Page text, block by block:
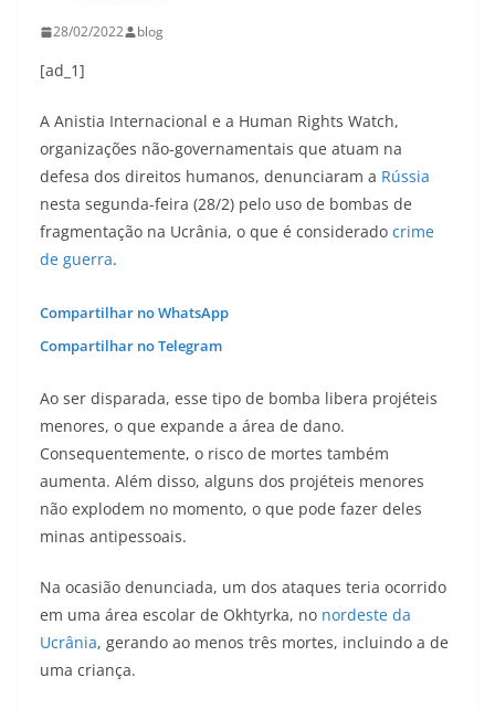
28/02/2022 blog
[ad_1]
A Anistia Internacional e a Human Rights Watch,
organizações não-governamentais que atuam na
defesa dos direitos humanos, denunciaram a Rússia
nesta segunda-feira (28/2) pelo uso de bombas de
fragmentação na Ucrânia, o que é considerado crime
de guerra.
Compartilhar no WhatsApp
Compartilhar no Telegram
Ao ser disparada, esse tipo de bomba libera projéteis
menores, o que expande a área de dano.
Consequentemente, o risco de mortes também
aumenta. Além disso, alguns dos projéteis menores
não explodem no momento, o que pode fazer deles
minas antipessoais.
Na ocasião denunciada, um dos ataques teria ocorrido
em uma área escolar de Okhtyrka, no nordeste da
Ucrânia, gerando ao menos três mortes, incluindo a de
uma criança.